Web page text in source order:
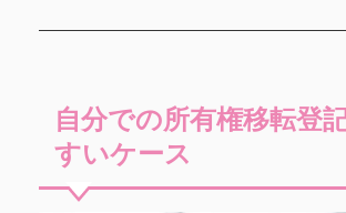
自分での所有権移転登
すいケース